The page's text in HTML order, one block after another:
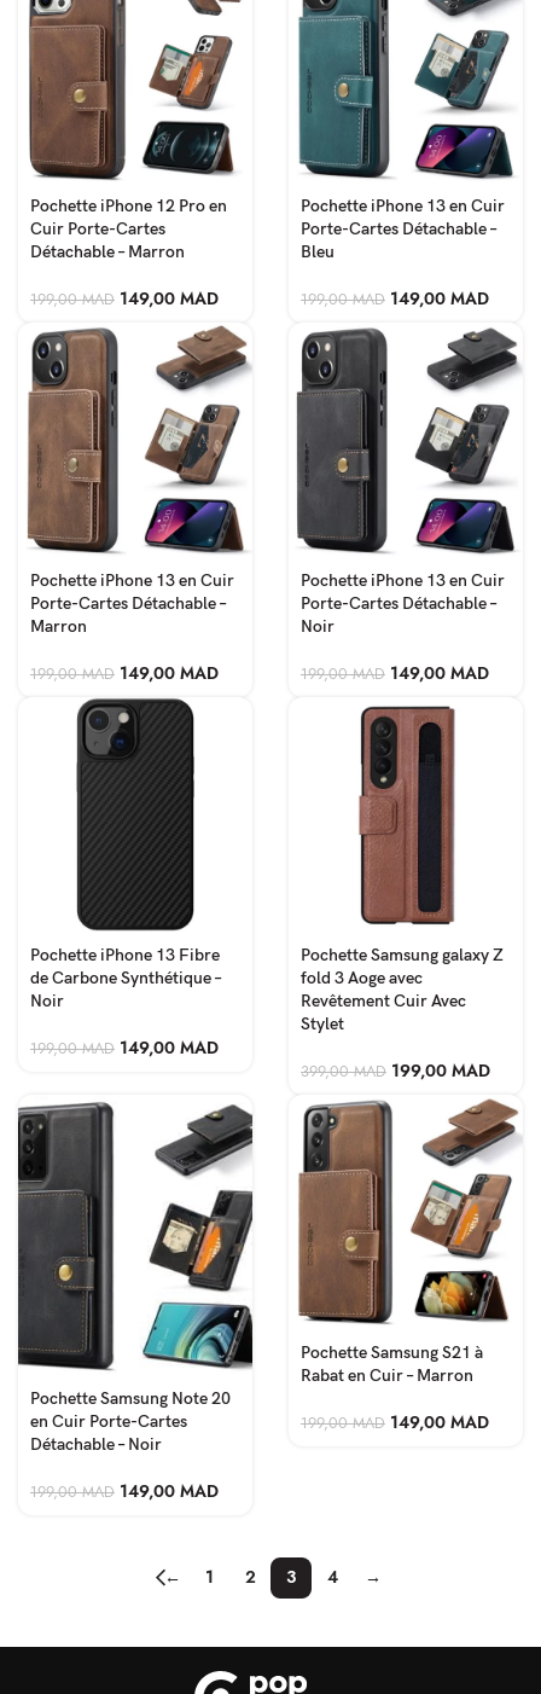
Pochette iPhone 12 Pro en
Cuir Porte-Cartes
Détachable – Marron
199,00MAD 149,00 MAD
Pochette iPhone 13 en Cuir
Porte-Cartes Détachable –
Bleu
199,00MAD 149,00 MAD
Pochette iPhone 13 en Cuir
Porte-Cartes Détachable –
Marron
199,00MAD 149,00 MAD
Pochette iPhone 13 en Cuir
Porte-Cartes Détachable –
Noir
199,00MAD 149,00 MAD
Pochette iPhone 13 Fibre
de Carbone Synthétique –
Noir
199,00MAD 149,00 MAD
Pochette Samsung galaxy Z
fold 3 Aoge avec
Revêtement Cuir Avec
Stylet
399,00MAD 199,00 MAD
Pochette Samsung Note 20
en Cuir Porte-Cartes
Détachable – Noir
199,00MAD 149,00 MAD
Pochette Samsung S21 à
Rabat en Cuir – Marron
199,00MAD 149,00 MAD
← 1 2 3 4 →